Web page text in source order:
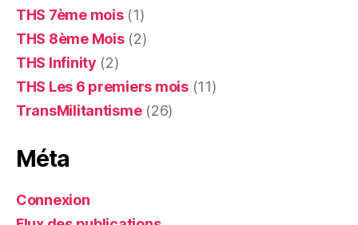
THS 7ème mois(1)
THS 8ème Mois(2)
THS Infinity (2)
THS Les 6 premiers mois(11)
TransMilitantisme(26)
Méta
Connexion